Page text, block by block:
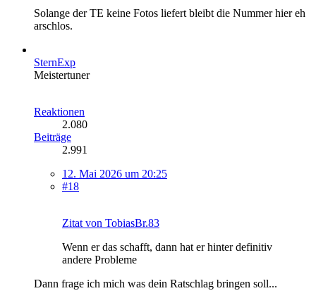
Solange der TE keine Fotos liefert bleibt die Nummer hier eh
arschlos.
SternExp
Meistertuner
Reaktionen
2.080
Beiträge
2.991
12. Mai 2026 um 20:25
#18
Zitat von TobiasBr.83
Wenn er das schafft, dann hat er hinter definitiv
andere Probleme
Dann frage ich mich was dein Ratschlag bringen soll...